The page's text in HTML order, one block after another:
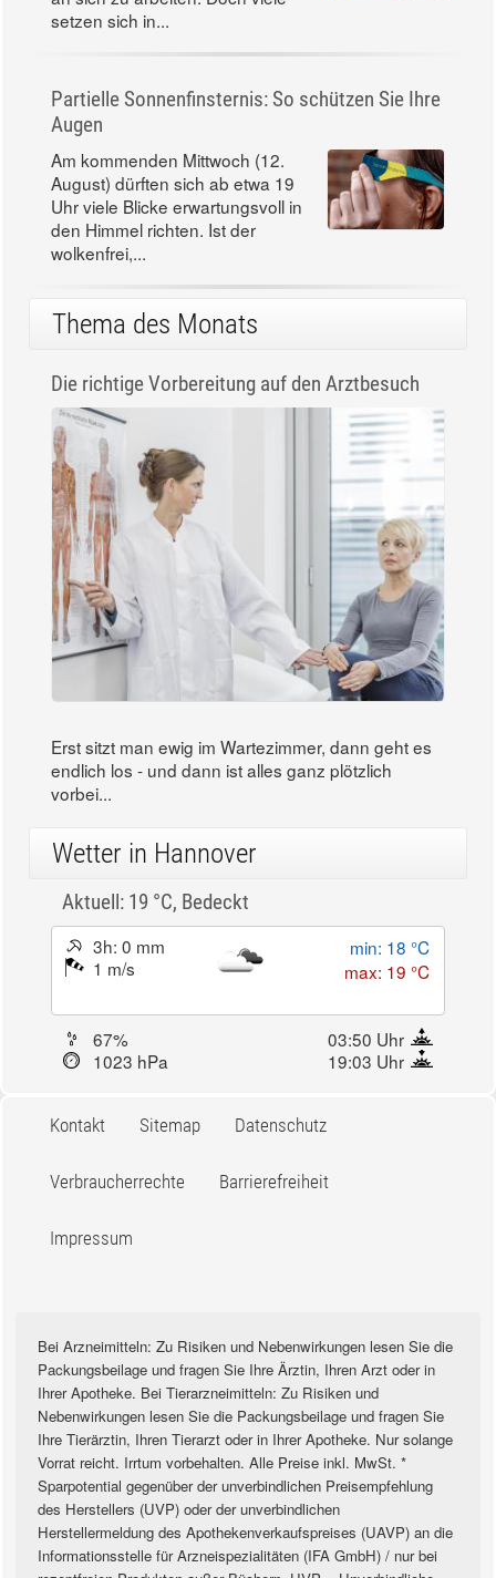
setzen sich in...
Partielle Sonnenfinsternis: So schützen Sie Ihre
Augen
Am kommenden Mittwoch (12.
August) dürften sich ab etwa 19
Uhr viele Blicke erwartungsvoll in
den Himmel richten. Ist der
wolkenfrei,...
Thema des Monats
Die richtige Vorbereitung auf den Arztbesuch
Erst sitzt man ewig im Wartezimmer, dann geht es
endlich los - und dann ist alles ganz plötzlich
vorbei...
Wetter in Hannover
Aktuell: 19 °C, Bedeckt
3h: 0 mm
1 m/s
min: 18 °C
max: 19 °C
67%
03:50 Uhr
1023 hPa
19:03 Uhr
Kontakt Sitemap Datenschutz
Verbraucherrechte Barrierefreiheit
Impressum
Bei Arzneimitteln: Zu Risiken und Nebenwirkungen lesen Sie die
Packungsbeilage und fragen Sie Ihre Ärztin, Ihren Arzt oder in
Ihrer Apotheke. Bei Tierarzneimitteln: Zu Risiken und
Nebenwirkungen lesen Sie die Packungsbeilage und fragen Sie
Ihre Tierärztin, Ihren Tierarzt oder in Ihrer Apotheke. Nur solange
Vorrat reicht. Irrtum vorbehalten. Alle Preise inkl. MwSt. *
Sparpotential gegenüber der unverbindlichen Preisempfehlung
des Herstellers (UVP) oder der unverbindlichen
Herstellermeldung des Apothekenverkaufspreises (UAVP) an die
Informationsstelle für Arzneispezialitäten (IFA GmbH) / nur bei